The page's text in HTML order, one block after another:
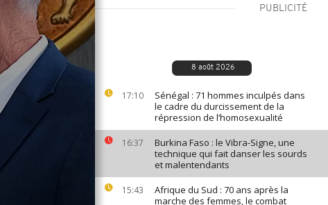
PUBLICITÉ
8 août 2026
17:10
Sénégal : 71 hommes inculpés dans
le cadre du durcissement de la
répression de l’homosexualité
16:37
Burkina Faso : le Vibra-Signe, une
technique qui fait danser les sourds
et malentendants
15:43
Afrique du Sud : 70 ans après la
marche des femmes, le combat